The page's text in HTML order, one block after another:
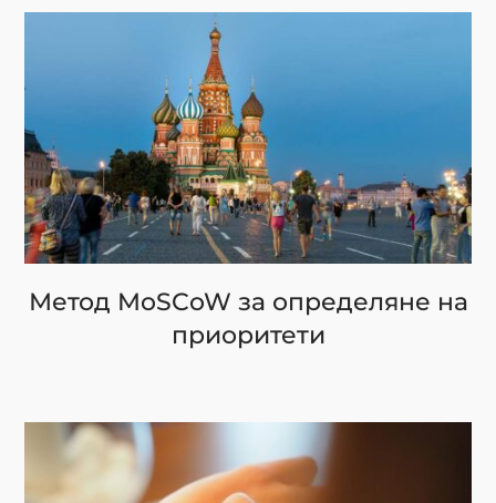
Метод MoSCoW за определяне на
приоритети